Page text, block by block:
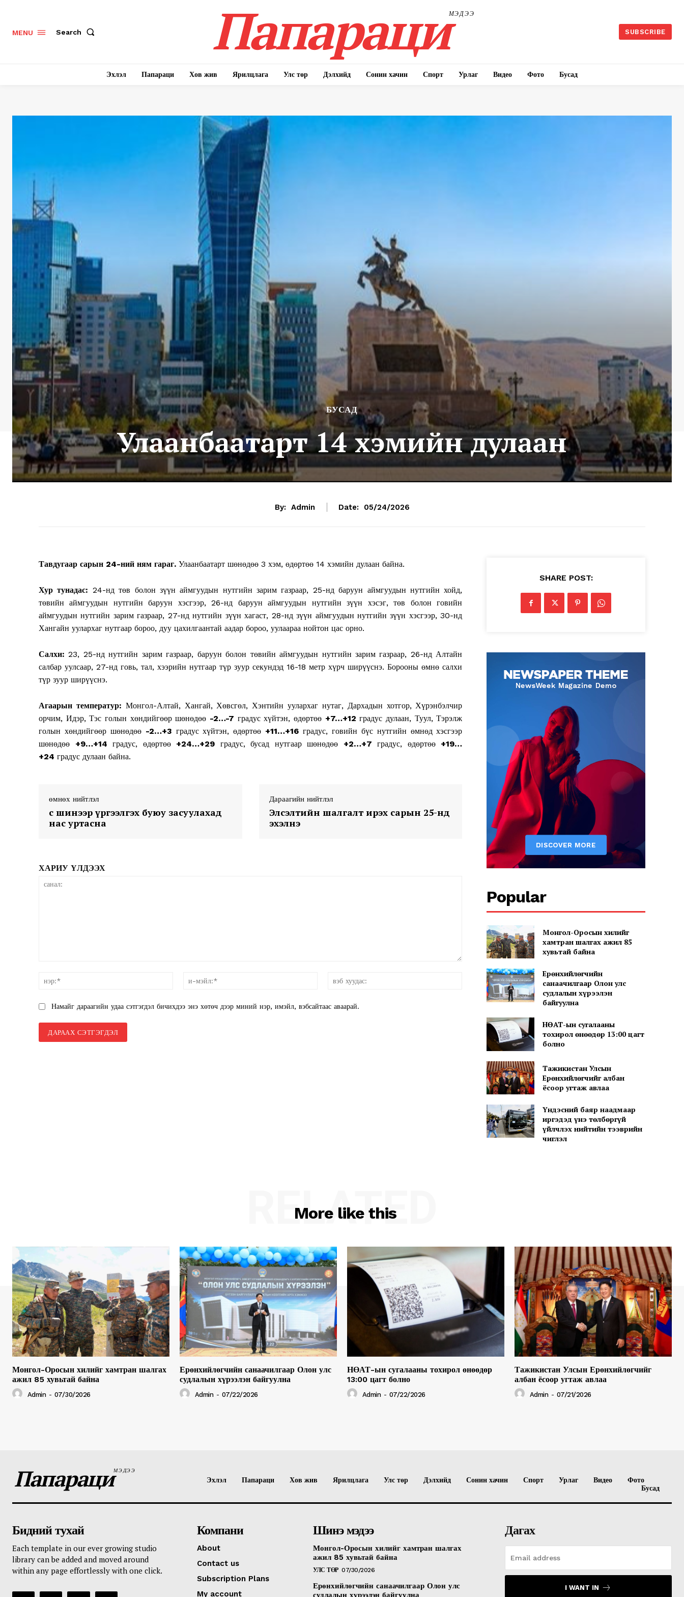
Company
MENU Search ПапарациМЭДЭЭ
SUBSCRIBE
Эхлэл Папараци Хов жив Ярилцлага Улс төр Дэлхийд Сонин хачин Спорт Урлаг Видео Фото Бусад
БУСАД
Улаанбаатарт 14 хэмийн дулаан
By: Admin Date: 05/24/2026
Тавдугаар сарын 24-ний ням гараг. Улаанбаатарт шөнөдөө 3 хэм, өдөртөө 14 хэмийн дулаан байна.
Хур тунадас: 24-нд төв болон зүүн аймгуудын нутгийн зарим газраар, 25-нд баруун аймгуудын нутгийн хойд,
төвийн аймгуудын нутгийн баруун хэсгээр, 26-нд баруун аймгуудын нутгийн зүүн хэсэг, төв болон говийн
аймгуудын нутгийн зарим газраар, 27-нд нутгийн зүүн хагаст, 28-нд зүүн аймгуудын нутгийн зүүн хэсгээр, 30-нд
Хангайн уулархаг нутгаар бороо, дуу цахилгаантай аадар бороо, уулаараа нойтон цас орно.
Салхи:23, 25-нд нутгийн зарим газраар, баруун болон төвийн аймгуудын нутгийн зарим газраар, 26-нд Алтайн
салбар уулсаар, 27-нд говь, тал, хээрийн нутгаар түр зуур секундэд 16-18 метр хүрч ширүүснэ. Борооны өмнө салхи
түр зуур ширүүснэ.
Агаарын температур: Монгол-Алтай, Хангай, Хөвсгөл, Хэнтийн уулархаг нутаг, Дархадын хотгор, Хүрэнбэлчир
орчим, Идэр, Тэс голын хөндийгөөр шөнөдөө -2…-7 градус хүйтэн, өдөртөө +7…+12градус дулаан, Туул, Тэрэлж
голын хөндийгөөр шөнөдөө -2…+3 градус хүйтэн, өдөртөө +11…+16градус, говийн бүс нутгийн өмнөд хэсгээр
шөнөдөө +9…+14 градус, өдөртөө+24…+29 градус, бусад нутгаар шөнөдөө +2…+7градус, өдөртөө +19…
+24 градус дулаан байна.
өмнөх нийтлэл
Үс шинээр үргээлгэх буюу засуулахад
нас уртасна
Дараагийн нийтлэл
Элсэлтийн шалгалт ирэх сарын 25-нд
эхэлнэ
ХАРИУ ҮЛДЭЭХ
хуудас:
Намайг дараагийн удаа сэтгэгдэл бичихдээ энэ хөтөч дээр миний нэр, имэйл, вэбсайтаас аваарай.
SHARE POST:
Popular
Монгол-Оросын хилийг
хамтран шалгах ажил 85
хувьтай байна
Ерөнхийлөгчийн
санаачилгаар Олон улс
судлалын хүрээлэн
байгуулна
НӨАТ-ын сугалааны
тохирол өнөөдөр 13:00 цагт
болно
Тажикистан Улсын
Ерөнхийлөгчийг албан
ёсоор угтаж авлаа
Үндэсний баяр наадмаар
иргэдэд үнэ төлбөргүй
үйлчлэх нийтийн тээврийн
чиглэл
More like this
RELATED
Монгол-Оросын хилийг хамтран шалгах
ажил 85 хувьтай байна
Admin - 07/30/2026
Ерөнхийлөгчийн санаачилгаар Олон улс
судлалын хүрээлэн байгуулна
Admin - 07/22/2026
НӨАТ-ын сугалааны тохирол өнөөдөр
13:00 цагт болно
Admin - 07/22/2026
Тажикистан Улсын Ерөнхийлөгчийг
албан ёсоор угтаж авлаа
Admin - 07/21/2026
ПапарациМЭДЭЭ
Эхлэл Папараци Хов жив Ярилцлага Улс төр Дэлхийд Сонин хачин Спорт Урлаг Видео
Фото
Бусад
Бидний тухай
Each template in our ever growing studio
library can be added and moved around
within any page effortlessly with one click.
Компани
About
Contact us
Subscription Plans
My account
Шинэ мэдээ
Монгол-Оросын хилийг хамтран шалгах
ажил 85 хувьтай байна
УЛС ТӨР 07/30/2026
Ерөнхийлөгчийн санаачилгаар Олон улс
судлалын хүрээлэн байгуулна
Дагах
I WANT IN